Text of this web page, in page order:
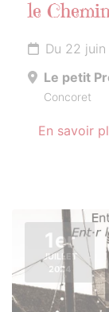
le
Du 22
Le petit
Concoret
En savoir
1er
JUILLET
2024